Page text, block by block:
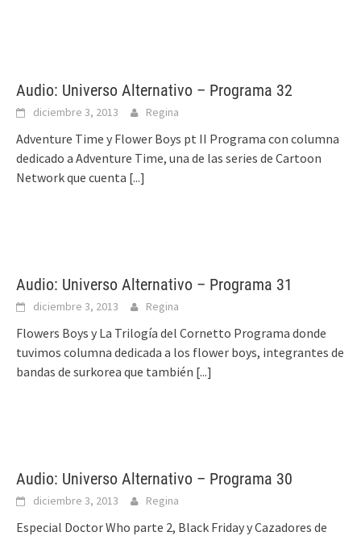
Audio: Universo Alternativo – Programa 32
diciembre 3, 2013 Regina
Adventure Time y Flower Boys pt II Programa con columna
dedicado a Adventure Time, una de las series de Cartoon
Network que cuenta [...]
Audio: Universo Alternativo – Programa 31
diciembre 3, 2013 Regina
Flowers Boys y La Trilogía del Cornetto Programa donde
tuvimos columna dedicada a los flower boys, integrantes de
bandas de surkorea que también [...]
Audio: Universo Alternativo – Programa 30
diciembre 3, 2013 Regina
Especial Doctor Who parte 2, Black Friday y Cazadores de